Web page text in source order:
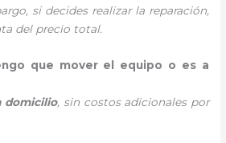
si decides realizar la reparación,
del precio total.
que mover el equipo o es a
domicilio, sin costos adicionales por